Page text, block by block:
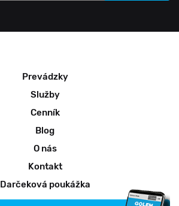
Prevádzky
Služby
Cenník
Blog
O nás
Kontakt
Darčeková poukážka